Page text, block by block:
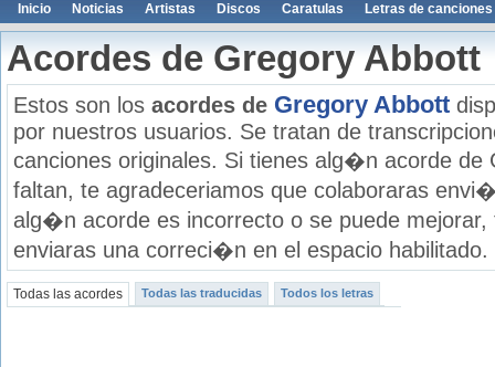
Inicio Noticias Artistas Discos Caratulas Letras de canciones
Acordes de Gregory Abbott
Estos son los acordes de Gregory Abbott
por nuestros usuarios. Se tratan de
canciones originales. Si tienes alg�n acorde de
faltan, te agradeceriamos que colaboraras
alg�n acorde es incorrecto o se puede
enviaras una correci�n en el espacio habilitado.
Todas las acordes Todas las traducidas Todos los letras